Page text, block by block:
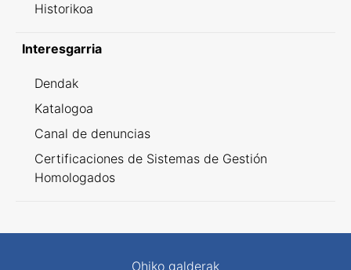
Historikoa
Interesgarria
Dendak
Katalogoa
Canal de denuncias
Certificaciones de Sistemas de Gestión
Homologados
Ohiko galderak